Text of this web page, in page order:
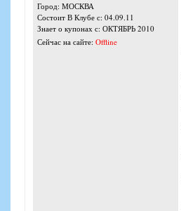
Город: МОСКВА
Состоит В Клубе с: 04.09.11
Знает о купонах с: ОКТЯБРЬ 2010
Сейчас на сайте: Offline